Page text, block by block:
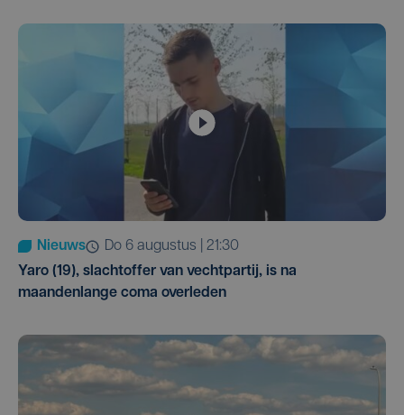
Nieuws
do 6 augustus | 21:30
Yaro (19), slachtoffer van vechtpartij, is na
maandenlange coma overleden